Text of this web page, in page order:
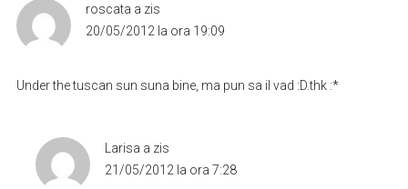
roscata a zis
20/05/2012 la ora 19:09
Under the tuscan sun suna bine, ma pun sa il vad :D.thk :*
Larisa a zis
21/05/2012 la ora 7:28